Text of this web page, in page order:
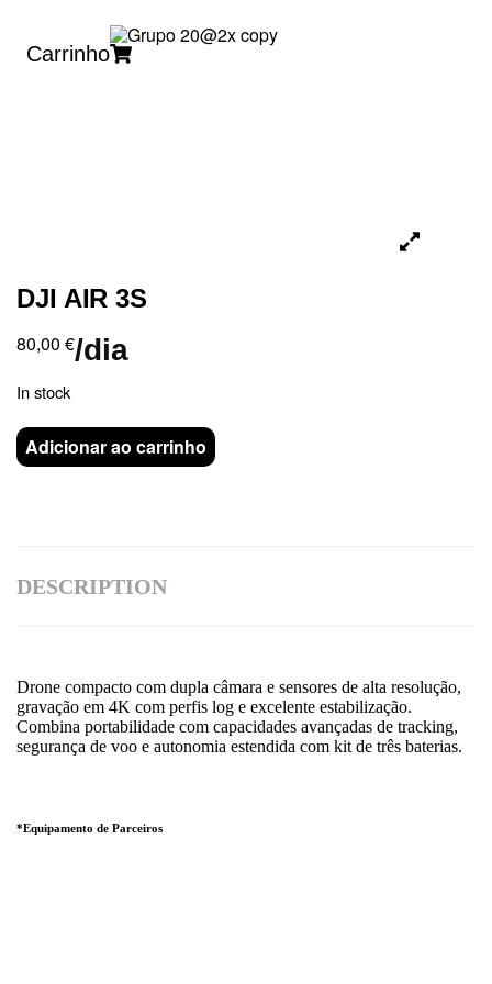
Carrinho
DJI AIR 3S
80,00 €/dia
In stock
Adicionar ao carrinho
DESCRIPTION
Drone compacto com dupla câmara e sensores de alta resolução,
gravação em 4K com perfis log e excelente estabilização.
Combina portabilidade com capacidades avançadas de tracking,
segurança de voo e autonomia estendida com kit de três baterias.
*Equipamento de Parceiros